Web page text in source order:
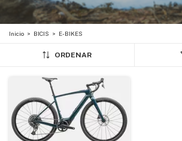
Inicio > BICIS > E-BIKES
ORDENAR